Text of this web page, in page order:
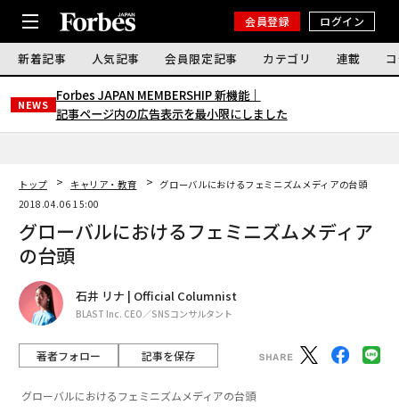
会員登録 ログイン
新着記事 人気記事 会員限定記事 カテゴリ 連載
NEWS
Forbes JAPAN MEMBERSHIP 新機能｜
記事ページ内の広告表示を最小限にしました
トップ キャリア・教育
グローバルにおけるフェミニズムメディアの台頭
2018.04.06 15:00
グローバルにおけるフェミニズムメディア
の台頭
石井 リナ | Official Columnist
BLAST Inc. CEO／SNSコンサルタント
著者フォロー 記事を保存
グローバルにおけるフェミニズムメディアの台頭